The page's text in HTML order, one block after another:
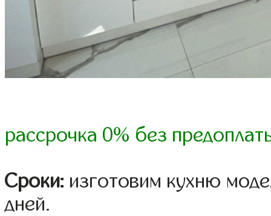
рассрочка 0% без
Сроки: изготовим кухню
дней.